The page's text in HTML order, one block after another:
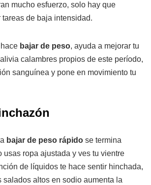
mucho esfuerzo, solo hay que
de baja intensidad.
bajar de peso, ayuda a mejorar tu
calambres propios de este período,
sanguínea y pone en movimiento tu
bajar de peso rápido se termina
usas ropa ajustada y ves tu vientre
de líquidos te hace sentir hinchada,
salados altos en sodio aumenta la